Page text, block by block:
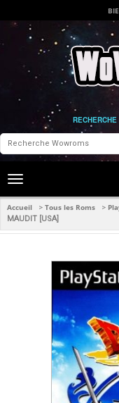
Toggle
navigation
Accueil > Tous les Roms >
MAUDIT [USA]